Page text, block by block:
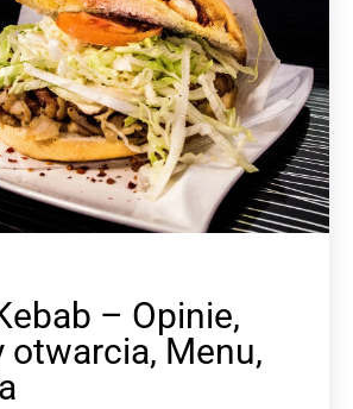
– Opinie,
otwarcia, Menu,